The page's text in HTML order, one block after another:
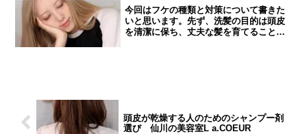
今回はフケの種類と対策について書きた
いと思います。先ず、洗髪の目的は頭皮
を清潔に保ち、丈夫な髪を育てることに
頭皮が乾燥する人のためのシャンプー剤
選び 仙川の美容室L a.COEUR